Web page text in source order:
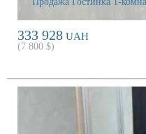
333 928 UAH
(7 800 $)